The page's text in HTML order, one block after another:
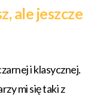
ale jeszcze
i klasycznej.
mi się taki z